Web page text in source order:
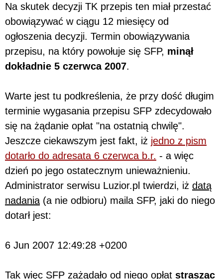
Na skutek decyzji TK przepis ten miał przestać
obowiązywać w ciągu 12 miesięcy od
ogłoszenia decyzji. Termin obowiązywania
przepisu, na który powołuje się SFP, minął
dokładnie 5 czerwca 2007.
Warte jest tu podkreślenia, że przy dość długim
terminie wygasania przepisu SFP zdecydowało
się na żądanie opłat "na ostatnią chwilę".
Jeszcze ciekawszym jest fakt, iż jedno z pism
dotarło do adresata 6 czerwca b.r. - a więc
dzień po jego ostatecznym unieważnieniu.
Administrator serwisu Luzior.pl twierdzi, iż datą
nadania (a nie odbioru) maila SFP, jaki do niego
dotarł jest:
6 Jun 2007 12:49:28 +0200
Tak więc SFP zażądało od niego opłat strasząc